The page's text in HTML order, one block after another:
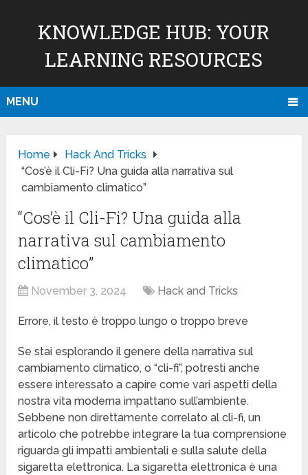
KNOWLEDGE HUB: YOUR
LEARNING RESOURCES
MENU
Home
Hack And Tricks
“Cos’è il Cli-Fi? Una guida alla narrativa sul
cambiamento climatico”
“Cos’è il Cli-Fi? Una guida alla
narrativa sul cambiamento
climatico”
November 3, 2024 Hack and Tricks
Errore, il testo è troppo lungo o troppo breve
Se stai esplorando il genere della narrativa sul
cambiamento climatico, o “cli-fi”, potresti anche
essere interessato a capire come vari aspetti della
nostra vita moderna impattano sull’ambiente.
Sebbene non direttamente correlato al cli-fi, un
articolo che potrebbe integrare la tua comprensione
riguarda gli impatti ambientali e sulla salute della
sigaretta elettronica. La sigaretta elettronica è una